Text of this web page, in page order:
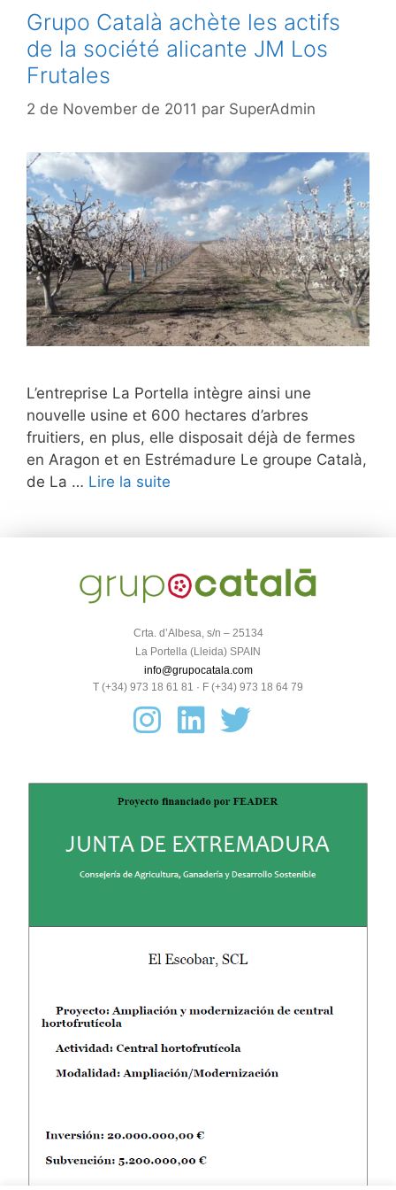
Grupo Català achète les actifs
de la société alicante JM Los
Frutales
2 de November de 2011 par SuperAdmin
L’entreprise La Portella intègre ainsi une
nouvelle usine et 600 hectares d’arbres
fruitiers, en plus, elle disposait déjà de fermes
en Aragon et en Estrémadure Le groupe Català,
de La … Lire la suite
Crta. d’Albesa, s/n – 25134
La Portella (Lleida) SPAIN
info@grupocatala.com
T (+34) 973 18 61 81 · F (+34) 973 18 64 79